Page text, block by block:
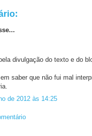
divulgação do texto e do
saber que não fui mal
de 2012 às 14:25